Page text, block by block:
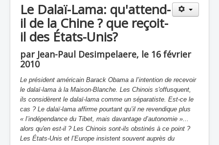
Le Dalaï-Lama: qu'attend-
il de la Chine ? que reçoit-
il des États-Unis?
par Jean-Paul Desimpelaere, le 16 février
2010
Le président américain Barack Obama a l’intention de recevoir
le dalaï-lama à la Maison-Blanche. Les Chinois s'offusquent,
ils considèrent le dalaï-lama comme un séparatiste. Est-ce le
cas ? Le dalaï-lama affirme pourtant qu’il ne revendique plus
« l’indépendance du Tibet, mais davantage d’autonomie »...
alors qu'en est-il ? Les Chinois sont-ils obstinés à ce point ?
Les États-Unis et l’Europe insistent souvent auprès du